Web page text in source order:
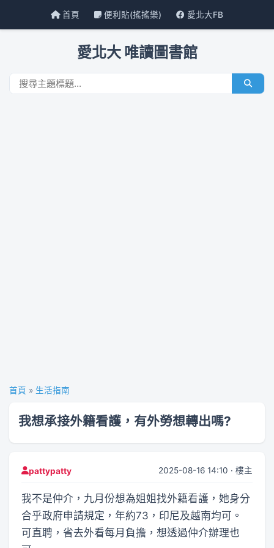
首頁 便利貼(搖搖樂) 愛北大FB
愛北大 唯讀圖書館
首頁 » 生活指南
我想承接外籍看護，有外勞想轉出嗎?
pattypatty 2025-08-16 14:10 · 樓主
我不是仲介，九月份想為姐姐找外籍看護，她身分
合乎政府申請規定，年約73，印尼及越南均可。
可直聘，省去外看每月負擔，想透過仲介辦理也